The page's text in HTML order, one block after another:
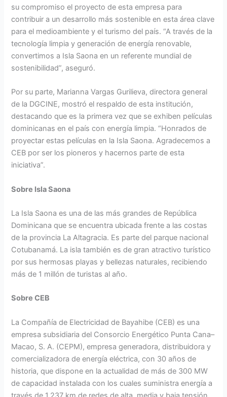
su compromiso el proyecto de esta empresa para
contribuir a un desarrollo más sostenible en esta área clave
para el medioambiente y el turismo del país. “A través de la
tecnología limpia y generación de energía renovable,
convertimos a Isla Saona en un referente mundial de
sostenibilidad”, aseguró.
Por su parte, Marianna Vargas Gurilieva, directora general
de la DGCINE, mostró el respaldo de esta institución,
destacando que es la primera vez que se exhiben películas
dominicanas en el país con energía limpia. “Honrados de
proyectar estas películas en la Isla Saona. Agradecemos a
CEB por ser los pioneros y hacernos parte de esta
iniciativa”.
Sobre Isla Saona
La Isla Saona es una de las más grandes de República
Dominicana que se encuentra ubicada frente a las costas
de la provincia La Altagracia. Es parte del parque nacional
Cotubanamá. La isla también es de gran atractivo turístico
por sus hermosas playas y bellezas naturales, recibiendo
más de 1 millón de turistas al año.
Sobre CEB
La Compañía de Electricidad de Bayahibe (CEB) es una
empresa subsidiaria del Consorcio Energético Punta Cana–
Macao, S. A. (CEPM), empresa generadora, distribuidora y
comercializadora de energía eléctrica, con 30 años de
historia, que dispone en la actualidad de más de 300 MW
de capacidad instalada con los cuales suministra energía a